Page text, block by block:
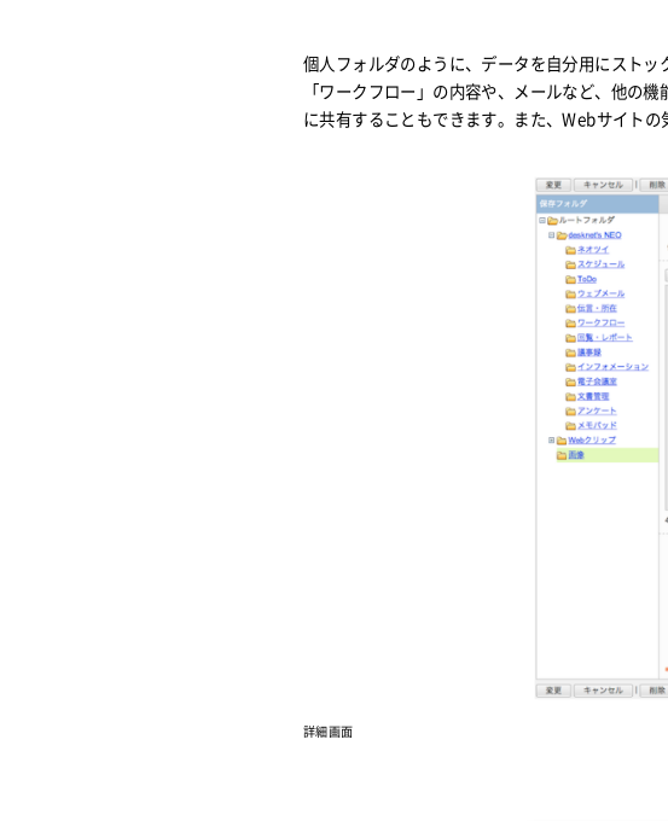
個人フォルダのように、データを自分用にスト
「ワークフロー」の内容や、メールなど、他の
に共有することもできます。また、Webサイト
詳細画面